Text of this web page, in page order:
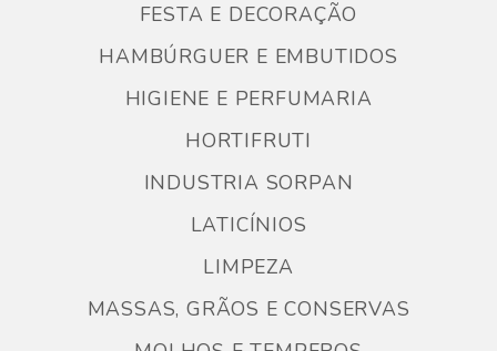
FESTA E DECORAÇÃO
HAMBÚRGUER E EMBUTIDOS
HIGIENE E PERFUMARIA
HORTIFRUTI
INDUSTRIA SORPAN
LATICÍNIOS
LIMPEZA
MASSAS, GRÃOS E CONSERVAS